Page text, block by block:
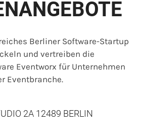
Berliner Software-Startup
und vertreiben die
Eventworx für Unternehmen
Eventbranche.
2A 12489 BERLIN